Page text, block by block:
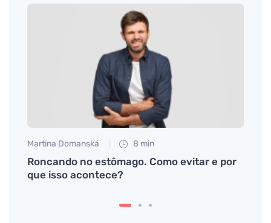
Martina Domanská 8 min
Roncando no estômago. Como evitar e por
que isso acontece?